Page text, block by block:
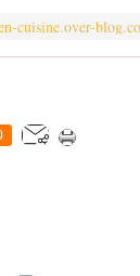
cuisine.over-